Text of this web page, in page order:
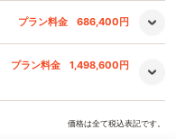
プラン料金 686,400円
プラン料金 1,498,600円
価格は全て税込表記です。